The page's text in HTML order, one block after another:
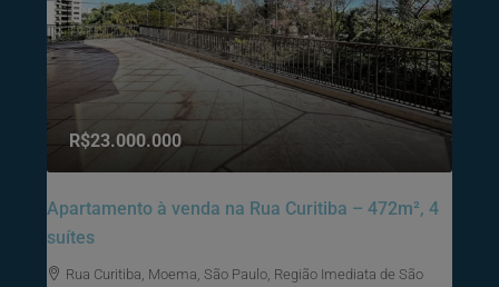
R$23.000.000
Apartamento à venda na Rua Curitiba – 472m², 4
suítes
Rua Curitiba, Moema, São Paulo, Região Imediata de São